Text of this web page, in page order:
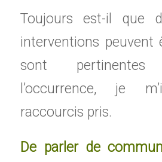
Toujours est-il que
interventions peuvent
sont
l’occurrence, je
raccourcis pris.
De parler de